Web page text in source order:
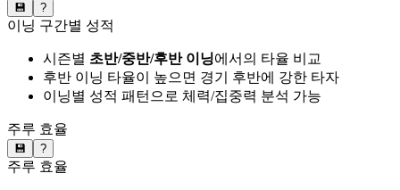
💾 ?
이닝 구간별 성적
시즌별 초반/중반/후반 이닝에서의 타율 비교
후반 이닝 타율이 높으면 경기 후반에 강한 타자
이닝별 성적 패턴으로 체력/집중력 분석 가능
주루 효율
💾 ?
주루 효율